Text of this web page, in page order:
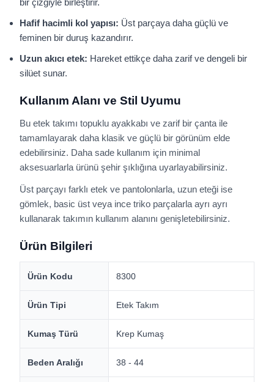
Hafif hacimli kol yapısı: Üst parçaya daha güçlü ve
feminen bir duruş kazandırır.
Uzun akıcı etek: Hareket ettikçe daha zarif ve dengeli bir
silüet sunar.
Kullanım Alanı ve Stil Uyumu
Bu etek takımı topuklu ayakkabı ve zarif bir çanta ile
tamamlayarak daha klasik ve güçlü bir görünüm elde
edebilirsiniz. Daha sade kullanım için minimal
aksesuarlarla ürünü şehir şıklığına uyarlayabilirsiniz.
Üst parçayı farklı etek ve pantolonlarla, uzun eteği ise
gömlek, basic üst veya ince triko parçalarla ayrı ayrı
kullanarak takımın kullanım alanını genişletebilirsiniz.
Ürün Bilgileri
Ürün Kodu 8300
Ürün Tipi Etek Takım
Kumaş Türü Krep Kumaş
Beden Aralığı 38 - 44